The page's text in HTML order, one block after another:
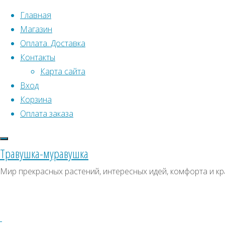
Перейти к содержимому
Главная
Магазин
Оплата. Доставка
Контакты
Карта сайта
Вход
Корзина
Оплата заказа
Травушка-муравушка
Мир прекрасных растений, интересных идей, комфорта и
Что искать:
Поиск
Снежный
ковер
Ясколка
Искать:
СКИДКИ, АКЦИИ